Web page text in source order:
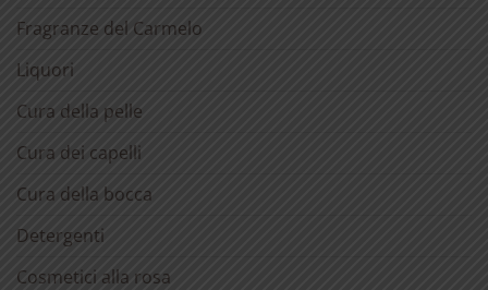
Fragranze del Carmelo
Liquori
Cura della pelle
Cura dei capelli
Cura della bocca
Detergenti
Cosmetici alla rosa